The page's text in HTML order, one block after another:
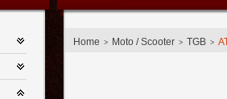
Home > Moto / Scooter > TGB >